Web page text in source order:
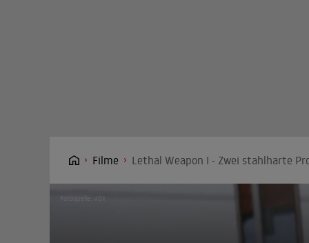
Filme Lethal Weapon I - Zwei stahlharte
Fotoquelle: VOX